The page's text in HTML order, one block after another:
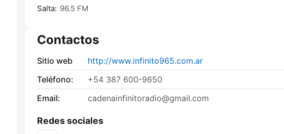
Salta: 96.5 FM
Contactos
Sitio web
http://www.infinito965.com.ar
Teléfono:
+54 387 600-9650
Email:
cadenainfinitoradio@gmail.com
Redes sociales